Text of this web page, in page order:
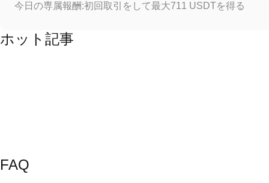
今日の専属報酬:初回取引をして最大711 USDTを得る
ホット記事
FAQ